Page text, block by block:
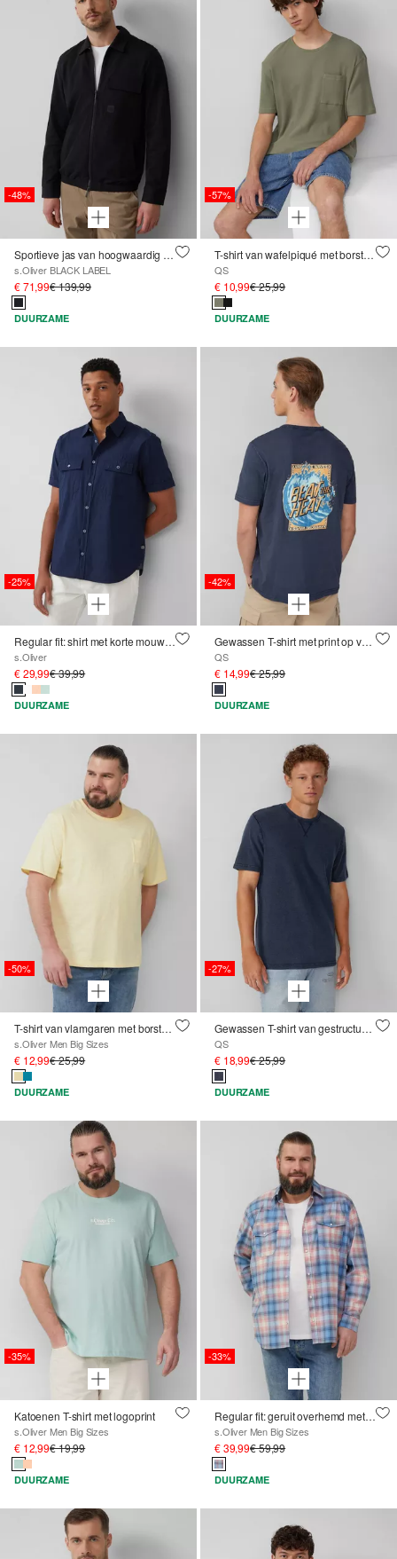
-48%
Sportieve jas van hoogwaardig stretchkatoen
s.Oliver BLACK LABEL
€ 71,99€ 139,99
DUURZAME
-57%
T-shirt van wafelpiqué met borstzak
QS
€ 10,99€ 25,99
DUURZAME
-25%
Regular fit: shirt met korte mouwen, gestructureerde strepen en Kent-kraag
s.Oliver
€ 29,99€ 39,99
DUURZAME
-42%
Gewassen T-shirt met print op voor- en achterkant
QS
€ 14,99€ 25,99
DUURZAME
-50%
T-shirt van vlamgaren met borstzak en open randen
s.Oliver Men Big Sizes
€ 12,99€ 25,99
DUURZAME
-27%
Gewassen T-shirt van gestructureerde jersey
QS
€ 18,99€ 25,99
DUURZAME
-35%
Katoenen T-shirt met logoprint
s.Oliver Men Big Sizes
€ 12,99€ 19,99
DUURZAME
-33%
Regular fit: geruit overhemd met western look
s.Oliver Men Big Sizes
€ 39,99€ 59,99
DUURZAME